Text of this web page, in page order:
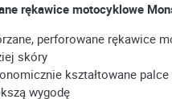
rękawice motocyklowe
perforowane rękawice
skóry
kształtowane
wygodę